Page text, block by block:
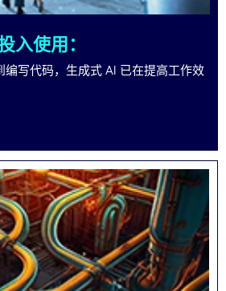
入使用：
编写代码，生成式 AI 已在提高工作效